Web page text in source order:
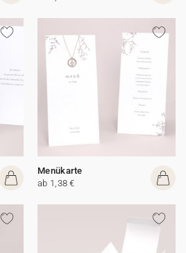
Menükarte
ab 1,38 €